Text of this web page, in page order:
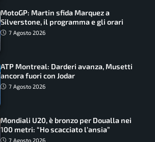
MotoGP: Martin sfida Marquez a
Silverstone, il programma e gli orari
7 Agosto 2026
ATP Montreal: Darderi avanza, Musetti
ancora fuori con Jodar
7 Agosto 2026
Mondiali U20, è bronzo per Doualla nei
100 metri: “Ho scacciato l’ansia”
7 Agosto 2026